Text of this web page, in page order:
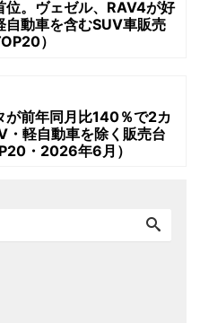
位。ヴェゼル、RAV4が好
動車を含むSUV車販売
）
が前年同月比140％で2カ
・軽自動車を除く販売台
・2026年6月）